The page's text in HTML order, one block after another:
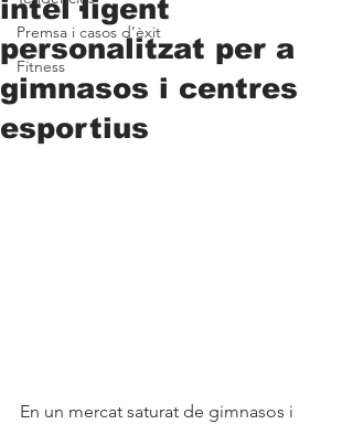
Premsa i casos d’èxit
Fitness
intel·ligent
personalitzat per a
gimnasos i centres
esportius
En un mercat saturat de gimnasos i